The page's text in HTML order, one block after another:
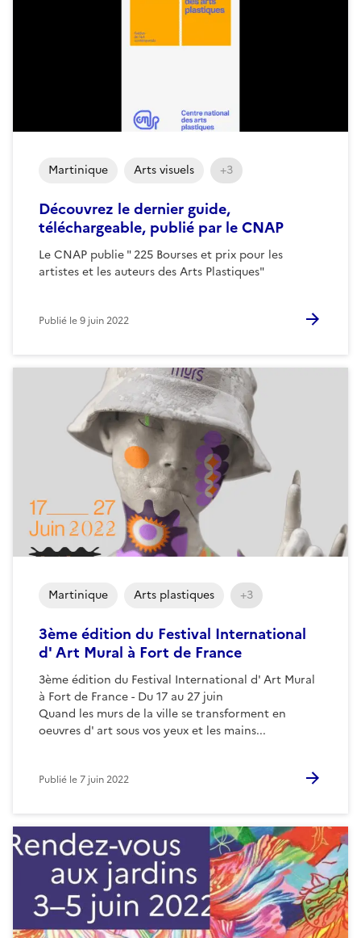
Découvrez le dernier guide,
téléchargeable, publié par le CNAP
Le CNAP publie " 225 Bourses et prix pour les
artistes et les auteurs des Arts Plastiques"
Martinique Arts visuels +3
Publié le9 juin 2022
3ème édition du Festival International
d' Art Mural à Fort de France
3ème édition du Festival International d' Art Mural
à Fort de France - Du 17 au 27 juin
Quand les murs de la ville se transforment en
oeuvres d' art sous vos yeux et les mains...
Martinique Arts plastiques +3
Publié le7 juin 2022